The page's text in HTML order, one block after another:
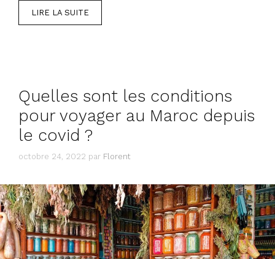
LIRE LA SUITE
Quelles sont les conditions
pour voyager au Maroc depuis
le covid ?
octobre 24, 2022 par Florent